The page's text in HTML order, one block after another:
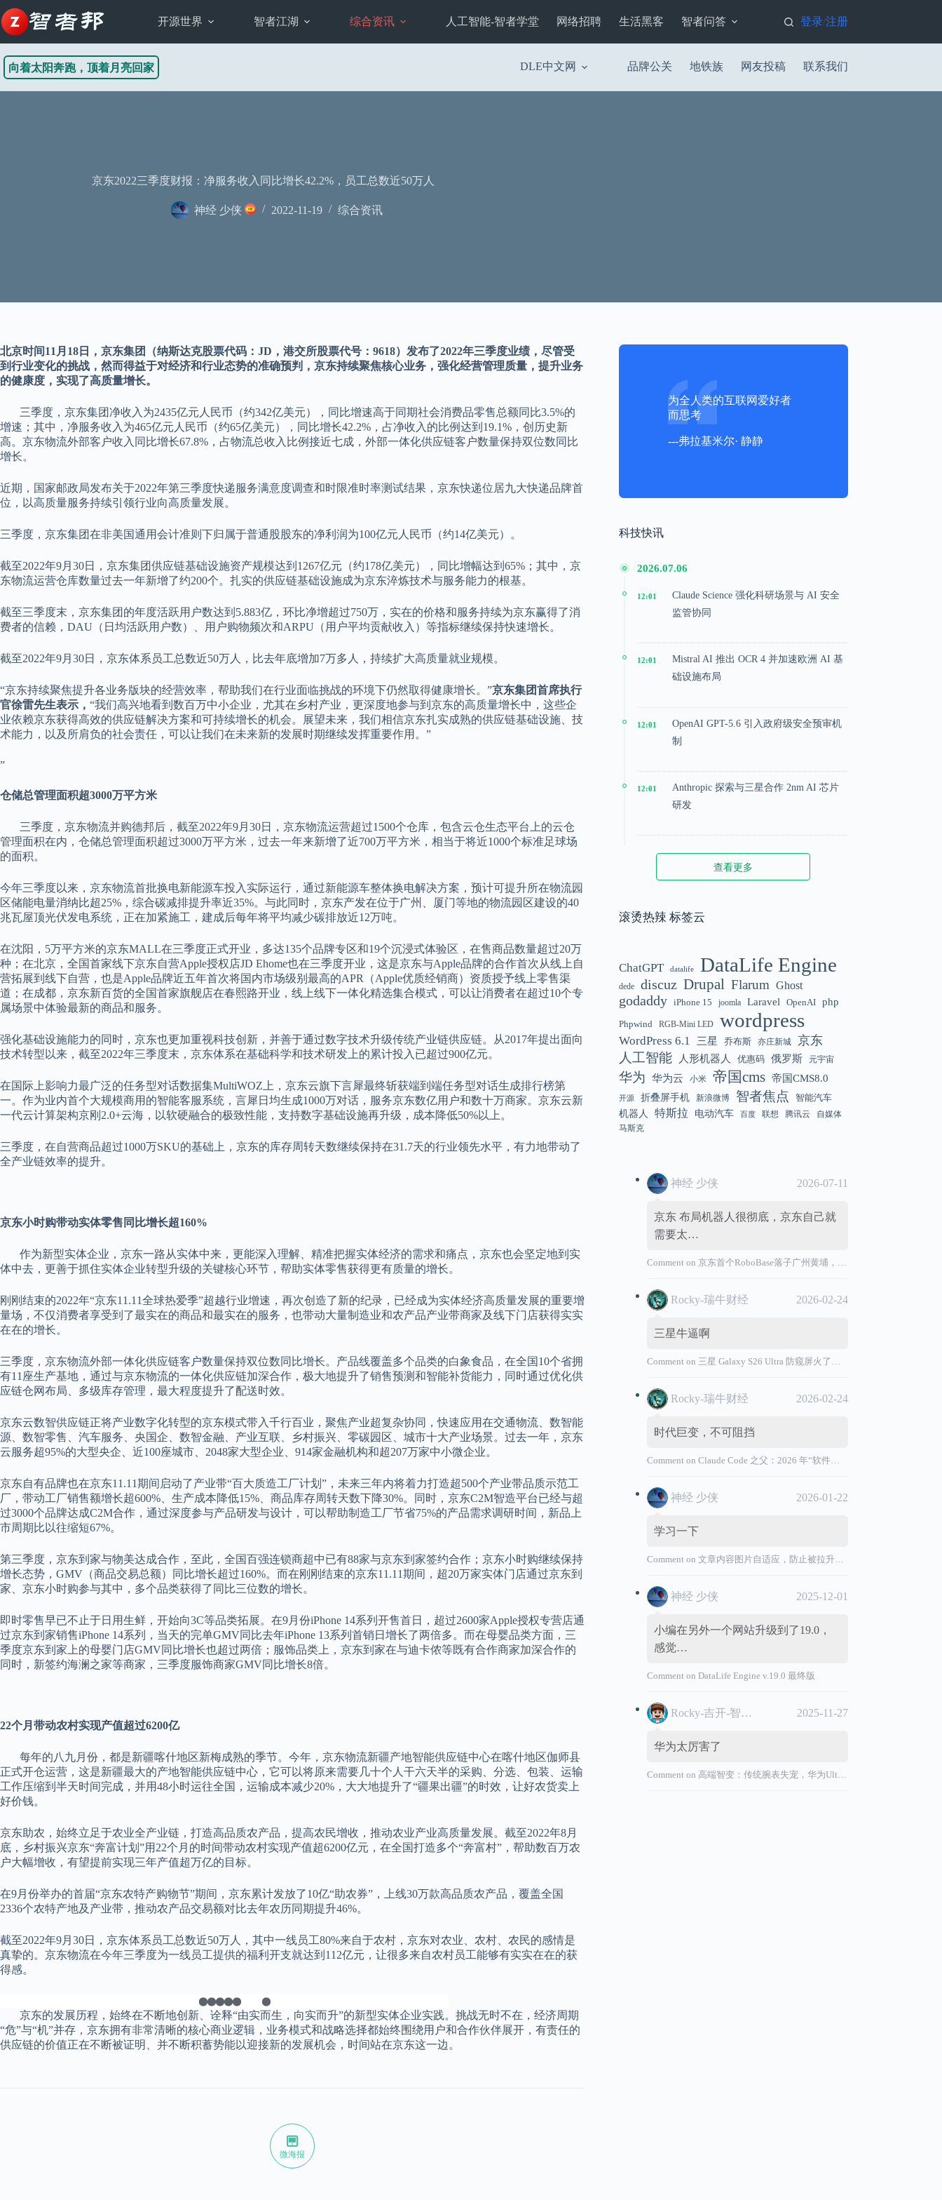
至
内
开源世界 智者江湖 综合资讯 人工智能-智者学堂 网络招聘 生活黑客 智者问答 登录/注册
向着太阳奔跑，顶着月亮回家 DLE中文网 品牌公关 地铁族 网友投稿 联系我们
京东2022三季度财报：净服务收入同比增长42.2%，员工总数近50万人
神经 少侠 2022-11-19 综合资讯
北京时间11月18日，京东集团（纳斯达克股票代码：JD，港交所股票代号：9618）发布了2022年三季度业绩，尽管受
到行业变化的挑战，然而得益于对经济和行业态势的准确预判，京东持续聚焦核心业务，强化经营管理质量，提升业务
的健康度，实现了高质量增长。
三季度，京东集团净收入为2435亿元人民币（约342亿美元），同比增速高于同期社会消费品零售总额同比3.5%的
增速；其中，净服务收入为465亿元人民币（约65亿美元），同比增长42.2%，占净收入的比例达到19.1%，创历史新
高。京东物流外部客户收入同比增长67.8%，占物流总收入比例接近七成，外部一体化供应链客户数量保持双位数同比
增长。
近期，国家邮政局发布关于2022年第三季度快递服务满意度调查和时限准时率测试结果，京东快递位居九大快递品牌首
位，以高质量服务持续引领行业向高质量发展。
三季度，京东集团在非美国通用会计准则下归属于普通股股东的净利润为100亿元人民币（约14亿美元）。
截至2022年9月30日，京东集团供应链基础设施资产规模达到1267亿元（约178亿美元），同比增幅达到65%；其中，京
东物流运营仓库数量过去一年新增了约200个。扎实的供应链基础设施成为京东淬炼技术与服务能力的根基。
截至三季度末，京东集团的年度活跃用户数达到5.883亿，环比净增超过750万，实在的价格和服务持续为京东赢得了消
费者的信赖，DAU（日均活跃用户数）、用户购物频次和ARPU（用户平均贡献收入）等指标继续保持快速增长。
截至2022年9月30日，京东体系员工总数近50万人，比去年底增加7万多人，持续扩大高质量就业规模。
“京东持续聚焦提升各业务版块的经营效率，帮助我们在行业面临挑战的环境下仍然取得健康增长。”京东集团首席执行
官徐雷先生表示， “我们高兴地看到数百万中小企业，尤其在乡村产业，更深度地参与到京东的高质量增长中，这些企
业依赖京东获得高效的供应链解决方案和可持续增长的机会。展望未来，我们相信京东扎实成熟的供应链基础设施、技
术能力，以及所肩负的社会责任，可以让我们在未来新的发展时期继续发挥重要作用。”
”
仓储总管理面积超3000万平方米
三季度，京东物流并购德邦后，截至2022年9月30日，京东物流运营超过1500个仓库，包含云仓生态平台上的云仓
管理面积在内，仓储总管理面积超过3000万平方米，过去一年来新增了近700万平方米，相当于将近1000个标准足球场
的面积。
今年三季度以来，京东物流首批换电新能源车投入实际运行，通过新能源车整体换电解决方案，预计可提升所在物流园
区储能电量消纳比超25%，综合碳减排提升率近35%。与此同时，京东产发在位于广州、厦门等地的物流园区建设的40
兆瓦屋顶光伏发电系统，正在加紧施工，建成后每年将平均减少碳排放近12万吨。
在沈阳，5万平方米的京东MALL在三季度正式开业，多达135个品牌专区和19个沉浸式体验区，在售商品数量超过20万
种；在北京，全国首家线下京东自营Apple授权店JD Ehome也在三季度开业，这是京东与Apple品牌的合作首次从线上自
营拓展到线下自营，也是Apple品牌近五年首次将国内市场级别最高的APR（Apple优质经销商）资质授予线上零售渠
道；在成都，京东新百货的全国首家旗舰店在春熙路开业，线上线下一体化精选集合模式，可以让消费者在超过10个专
属场景中体验最新的商品和服务。
强化基础设施能力的同时，京东也更加重视科技创新，并善于通过数字技术升级传统产业链供应链。从2017年提出面向
技术转型以来，截至2022年三季度末，京东体系在基础科学和技术研发上的累计投入已超过900亿元。
在国际上影响力最广泛的任务型对话数据集MultiWOZ上，京东云旗下言犀最终斩获端到端任务型对话生成排行榜第
一。作为业内首个大规模商用的智能客服系统，言犀日均生成1000万对话，服务京东数亿用户和数十万商家。京东云新
一代云计算架构京刚2.0+云海，以软硬融合的极致性能，支持数字基础设施再升级，成本降低50%以上。
三季度，在自营商品超过1000万SKU的基础上，京东的库存周转天数继续保持在31.7天的行业领先水平，有力地带动了
全产业链效率的提升。
京东小时购带动实体零售同比增长超160%
作为新型实体企业，京东一路从实体中来，更能深入理解、精准把握实体经济的需求和痛点，京东也会坚定地到实
体中去，更善于抓住实体企业转型升级的关键核心环节，帮助实体零售获得更有质量的增长。
刚刚结束的2022年“京东11.11全球热爱季”超越行业增速，再次创造了新的纪录，已经成为实体经济高质量发展的重要增
量场，不仅消费者享受到了最实在的商品和最实在的服务，也带动大量制造业和农产品产业带商家及线下门店获得实实
在在的增长。
三季度，京东物流外部一体化供应链客户数量保持双位数同比增长。产品线覆盖多个品类的白象食品，在全国10个省拥
有11座生产基地，通过与京东物流的一体化供应链加深合作，极大地提升了销售预测和智能补货能力，同时通过优化供
应链仓网布局、多级库存管理，最大程度提升了配送时效。
京东云数智供应链正将产业数字化转型的京东模式带入千行百业，聚焦产业超复杂协同，快速应用在交通物流、数智能
源、数智零售、汽车服务、央国企、数智金融、产业互联、乡村振兴、零碳园区、城市十大产业场景。过去一年，京东
云服务超95%的大型央企、近100座城市、2048家大型企业、914家金融机构和超207万家中小微企业。
京东自有品牌也在京东11.11期间启动了产业带“百大质造工厂计划”，未来三年内将着力打造超500个产业带品质示范工
厂，带动工厂销售额增长超600%、生产成本降低15%、商品库存周转天数下降30%。同时，京东C2M智造平台已经与超
过3000个品牌达成C2M合作，通过深度参与产品研发与设计，可以帮助制造工厂节省75%的产品需求调研时间，新品上
市周期比以往缩短67%。
第三季度，京东到家与物美达成合作，至此，全国百强连锁商超中已有88家与京东到家签约合作；京东小时购继续保持
增长态势，GMV（商品交易总额）同比增长超过160%。而在刚刚结束的京东11.11期间，超20万家实体门店通过京东到
家、京东小时购参与其中，多个品类获得了同比三位数的增长。
即时零售早已不止于日用生鲜，开始向3C等品类拓展。在9月份iPhone 14系列开售首日，超过2600家Apple授权专营店通
过京东到家销售iPhone 14系列，当天的完单GMV同比去年iPhone 13系列首销日增长了两倍多。而在母婴品类方面，三
季度京东到家上的母婴门店GMV同比增长也超过两倍；服饰品类上，京东到家在与迪卡侬等既有合作商家加深合作的
同时，新签约海澜之家等商家，三季度服饰商家GMV同比增长8倍。
22个月带动农村实现产值超过6200亿
每年的八九月份，都是新疆喀什地区新梅成熟的季节。今年，京东物流新疆产地智能供应链中心在喀什地区伽师县
正式开仓运营，这是新疆最大的产地智能供应链中心，它可以将原来需要几十个人干六天半的采购、分选、包装、运输
工作压缩到半天时间完成，并用48小时运往全国，运输成本减少20%，大大地提升了“疆果出疆”的时效，让好农货卖上
好价钱。
京东助农，始终立足于农业全产业链，打造高品质农产品，提高农民增收，推动农业产业高质量发展。截至2022年8月
底，乡村振兴京东“奔富计划”用22个月的时间带动农村实现产值超6200亿元，在全国打造多个“奔富村”，帮助数百万农
户大幅增收，有望提前实现三年产值超万亿的目标。
在9月份举办的首届“京东农特产购物节”期间，京东累计发放了10亿“助农券”，上线30万款高品质农产品，覆盖全国
2336个农特产地及产业带，推动农产品交易额对比去年农历同期提升46%。
截至2022年9月30日，京东体系员工总数近50万人，其中一线员工80%来自于农村，京东对农业、农村、农民的感情是
真挚的。京东物流在今年三季度为一线员工提供的福利开支就达到112亿元，让很多来自农村员工能够有实实在在的获
得感。
京东的发展历程，始终在不断地创新、诠释“由实而生，向实而升”的新型实体企业实践。挑战无时不在，经济周期
“危”与“机”并存，京东拥有非常清晰的核心商业逻辑，业务模式和战略选择都始终围绕用户和合作伙伴展开，有责任的
供应链的价值正在不断被证明、并不断积蓄势能以迎接新的发展机会，时间站在京东这一边。
微海报
为全人类的互联网爱好者
而思考
---弗拉基米尔· 静静
科技快讯
2026.07.06
12:01
Claude Science 强化科研场景与 AI 安全
监管协同
12:01
Mistral AI 推出 OCR 4 并加速欧洲 AI 基
础设施布局
12:01
OpenAI GPT-5.6 引入政府级安全预审机
制
12:01
Anthropic 探索与三星合作 2nm AI 芯片
研发
12:01
Microsoft 投入 25 亿美元成立 AI 落地实
12:01
Meta 内部模型接近 GPT-5.5 水平，基础
12:01
Gemini 3.5 Flash 强化“AI 操作系统级代
理能力”
12:01
美国解除 Anthropic Fable / Mythos 模型
出口限制
查看更多
滚烫热辣 标签云
ChatGPT datalife DataLife Engine
dede discuz Drupal Flarum Ghost
godaddy iPhone 15 joomla Laravel OpenAI php
Phpwind RGB-Mini LED wordpress
WordPress 6.1 三星 乔布斯 亦庄新城 京东
人工智能 人形机器人 优惠码 俄罗斯 元宇宙
华为 华为云 小米 帝国cms 帝国CMS8.0
开源 折叠屏手机 新浪微博 智者焦点
智能汽车
机器人
特斯拉 电动汽车 百度 联想 腾讯云
自媒体
马斯克
神经 少侠 2026-07-11
京东 布局机器人很彻底，京东自己就
需要太…
Comment on京东首个RoboBase落子广州黄埔，加码机器人产业基础设施布局
Rocky-瑞牛财经 2026-02-24
三星牛逼啊
Comment on 三星 Galaxy S26 Ultra 防窥屏火了，全球核心战略伙伴名单大曝光
Rocky-瑞牛财经 2026-02-24
时代巨变，不可阻挡
Comment onClaude Code 之父：2026 年“软件工程师”退出历史舞台
神经 少侠 2026-01-22
学习一下
Comment on文章内容图片自适应，防止被拉升变形
神经 少侠 2025-12-01
小编在另外一个网站升级到了19.0，
感觉…
Comment onDataLife Engine v.19.0 最终版
Rocky-吉开-智能汽车 2025-11-27
华为太厉害了
Comment on高端智变：传统腕表失宠，华为Ultimate系列“价值超车”